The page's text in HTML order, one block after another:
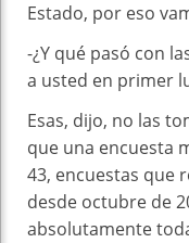
Estado, por eso
-¿Y qué pasó con
a usted en primer
Esas, dijo, no las
que una encuesta
43, encuestas que
desde octubre de
absolutamente